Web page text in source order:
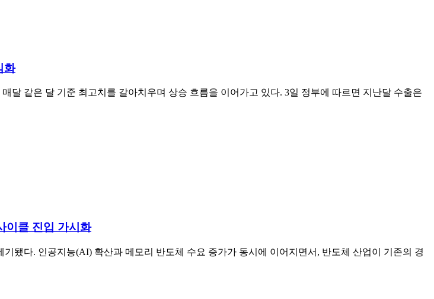
화
달 같은 달 기준 최고치를 갈아치우며 상승 흐름을 이어가고 있다. 3일 정부에 따르면 지난달 수출은
이클 진입 가시화
됐다. 인공지능(AI) 확산과 메모리 반도체 수요 증가가 동시에 이어지면서, 반도체 산업이 기존의 경